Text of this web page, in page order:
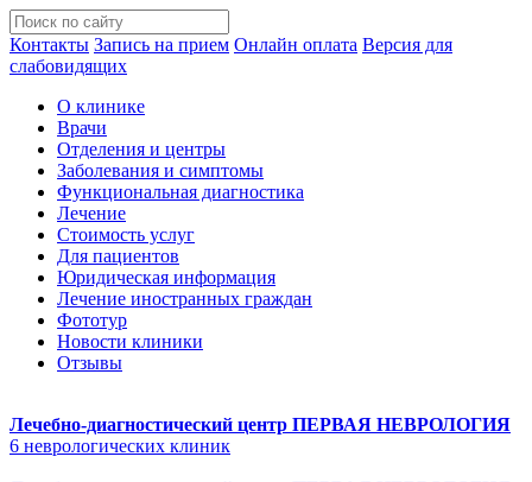
Контакты Запись на прием Онлайн оплата Версия для
слабовидящих
О клинике
Врачи
Отделения и центры
Заболевания и симптомы
Функциональная диагностика
Лечение
Стоимость услуг
Для пациентов
Юридическая информация
Лечение иностранных граждан
Фототур
Новости клиники
Отзывы
Лечебно-диагностический центр ПЕРВАЯ НЕВРОЛОГИЯ
6 неврологических клиник